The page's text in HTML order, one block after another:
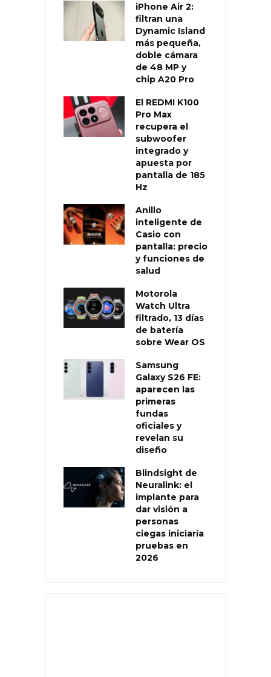
iPhone Air 2:
filtran una
Dynamic Island
más pequeña,
doble cámara
de 48 MP y
chip A20 Pro
El REDMI K100
Pro Max
recupera el
subwoofer
integrado y
apuesta por
pantalla de 185
Hz
Anillo
inteligente de
Casio con
pantalla: precio
y funciones de
salud
Motorola
Watch Ultra
filtrado, 13 días
de batería
sobre Wear OS
Samsung
Galaxy S26 FE:
aparecen las
primeras
fundas
oficiales y
revelan su
diseño
Blindsight de
Neuralink: el
implante para
dar visión a
personas
ciegas iniciaría
pruebas en
2026